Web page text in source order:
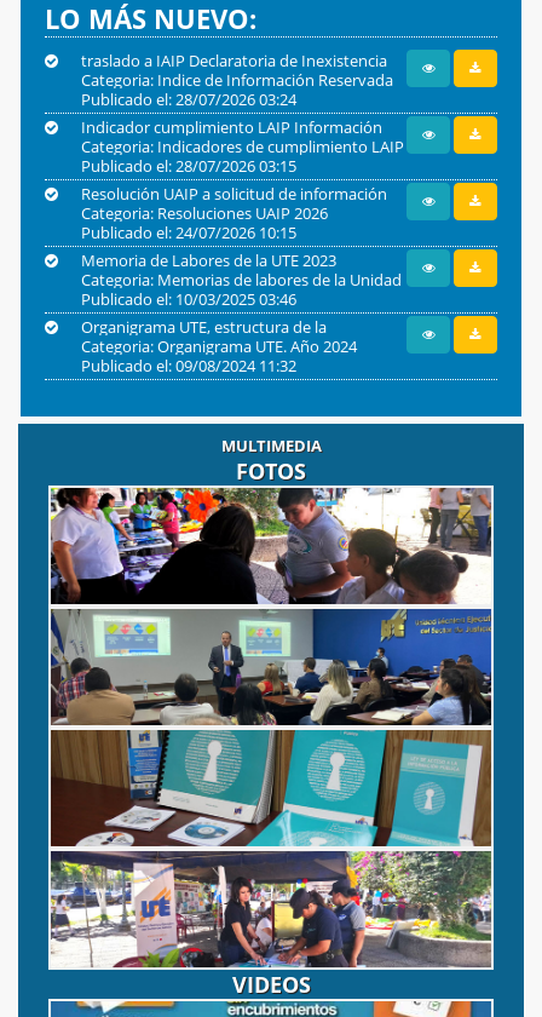
LO MÁS NUEVO:
traslado a IAIP Declaratoria de Inexistencia
Información Reservada período enero a junio
año 206
Categoria: Indice de Información Reservada
Año 2026
Publicado el: 28/07/2026 03:24
Indicador cumplimiento LAIP Información
Reservada
Categoria: Indicadores de cumplimiento LAIP
Año 2026
Publicado el: 28/07/2026 03:15
Resolución UAIP a solicitud de información
expediente 001-2026
Categoria: Resoluciones UAIP 2026
Publicado el: 24/07/2026 10:15
Memoria de Labores de la UTE 2023
Categoria: Memorias de labores de la Unidad
Técnica Ejecutiva del Sector de Justicia. (
Períodos 2001-2023)
Publicado el: 10/03/2025 03:46
Organigrama UTE, estructura de la
institución.
Categoria: Organigrama UTE. Año 2024
Publicado el: 09/08/2024 11:32
MULTIMEDIA
FOTOS
Fotografía 1
La Información Pública y Los
Datos Personaes
Fotografía
Fotografía 2
VIDEOS